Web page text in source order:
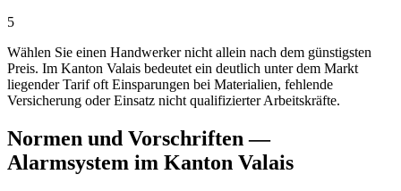
5
Wählen Sie einen Handwerker nicht allein nach dem günstigsten
Preis. Im Kanton Valais bedeutet ein deutlich unter dem Markt
liegender Tarif oft Einsparungen bei Materialien, fehlende
Versicherung oder Einsatz nicht qualifizierter Arbeitskräfte.
Normen und Vorschriften —
Alarmsystem im Kanton Valais